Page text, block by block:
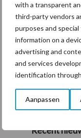
with a transparent
third-party vendors
purposes and
information on a
advertising and
and services
identification
Aanpassen
Recent